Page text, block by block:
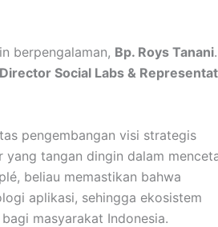
berpengalaman, Bp. Roys Tanani.
Social Labs &
pengembangan visi strategis
yang tangan dingin dalam
beliau memastikan bahwa
aplikasi, sehingga ekosistem
masyarakat Indonesia.